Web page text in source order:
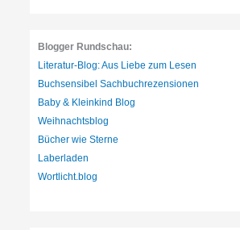
Blogger Rundschau:
Literatur-Blog: Aus Liebe zum Lesen
Buchsensibel Sachbuchrezensionen
Baby & Kleinkind Blog
Weihnachtsblog
Bücher wie Sterne
Laberladen
Wortlicht.blog